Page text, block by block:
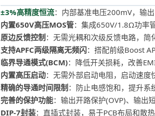
±3%高精度恒流：内部基准电压200mV，输
内置650V高压MOS管：集成650V/1.8Ω功率
原边反馈控制 ：无需光耦和次级反馈电路，简
支持APFC两级隔离无频闪：搭配前级Boost
临界导通模式(BCM)：降低开关损耗，改善
内置高压启动：无需外部启动电阻，启动速度
精确的导通时间限制 ：防止电感饱和，提升系
完善的保护功能：输出开路保护(OVP)、输出
DIP-7封装：直插式封装，易于PCB布局和散